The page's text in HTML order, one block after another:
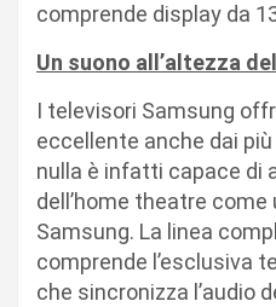
comprende display da
Un suono all’altezza
I televisori Samsung
eccellente anche dai
nulla è infatti capace di
dell’home theatre come
Samsung. La linea
comprende l’esclusiva
che sincronizza l’audio